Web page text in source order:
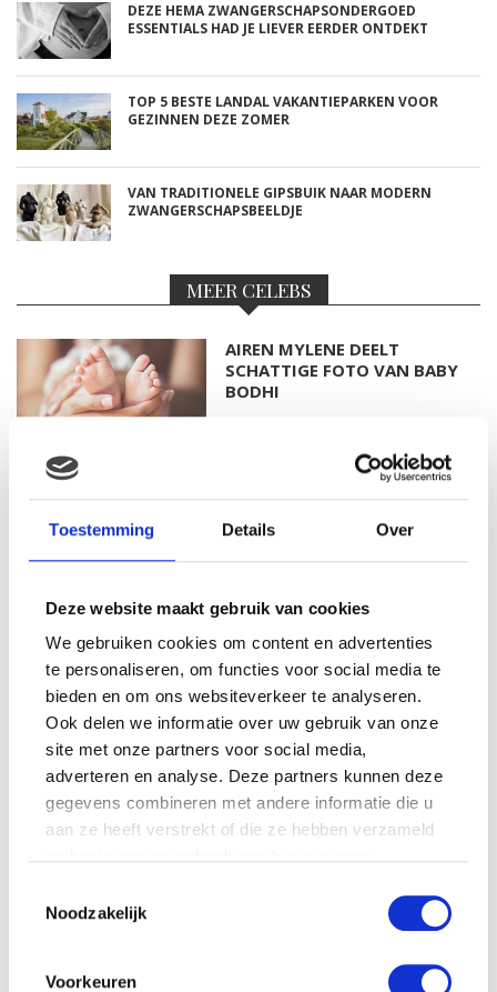
Toestemming Details Over
Deze website maakt gebruik van cookies
We gebruiken cookies om content en advertenties
te personaliseren, om functies voor social media te
bieden en om ons websiteverkeer te analyseren.
Ook delen we informatie over uw gebruik van onze
site met onze partners voor social media,
adverteren en analyse. Deze partners kunnen deze
gegevens combineren met andere informatie die u
aan ze heeft verstrekt of die ze hebben verzameld
Noodzakelijk
Voorkeuren
DEZE HEMA ZWANGERSCHAPSONDERGOED
ESSENTIALS HAD JE LIEVER EERDER ONTDEKT
TOP 5 BESTE LANDAL VAKANTIEPARKEN VOOR
GEZINNEN DEZE ZOMER
VAN TRADITIONELE GIPSBUIK NAAR MODERN
ZWANGERSCHAPSBEELDJE
MEER CELEBS
AIREN MYLENE DEELT
SCHATTIGE FOTO VAN BABY
BODHI
FOTO: SAAR KONINGSBERGER
MET DOCHTERTJE SCOTTIE
KIM KÖTTER DEELT PRACHTIGE
GEZINSFOTO MET HAAR
MANNEN
JOSJE HUISMAN SHOWT
BABYBUIK OP IBIZA
PRACHTIGE FOTO MET BABY